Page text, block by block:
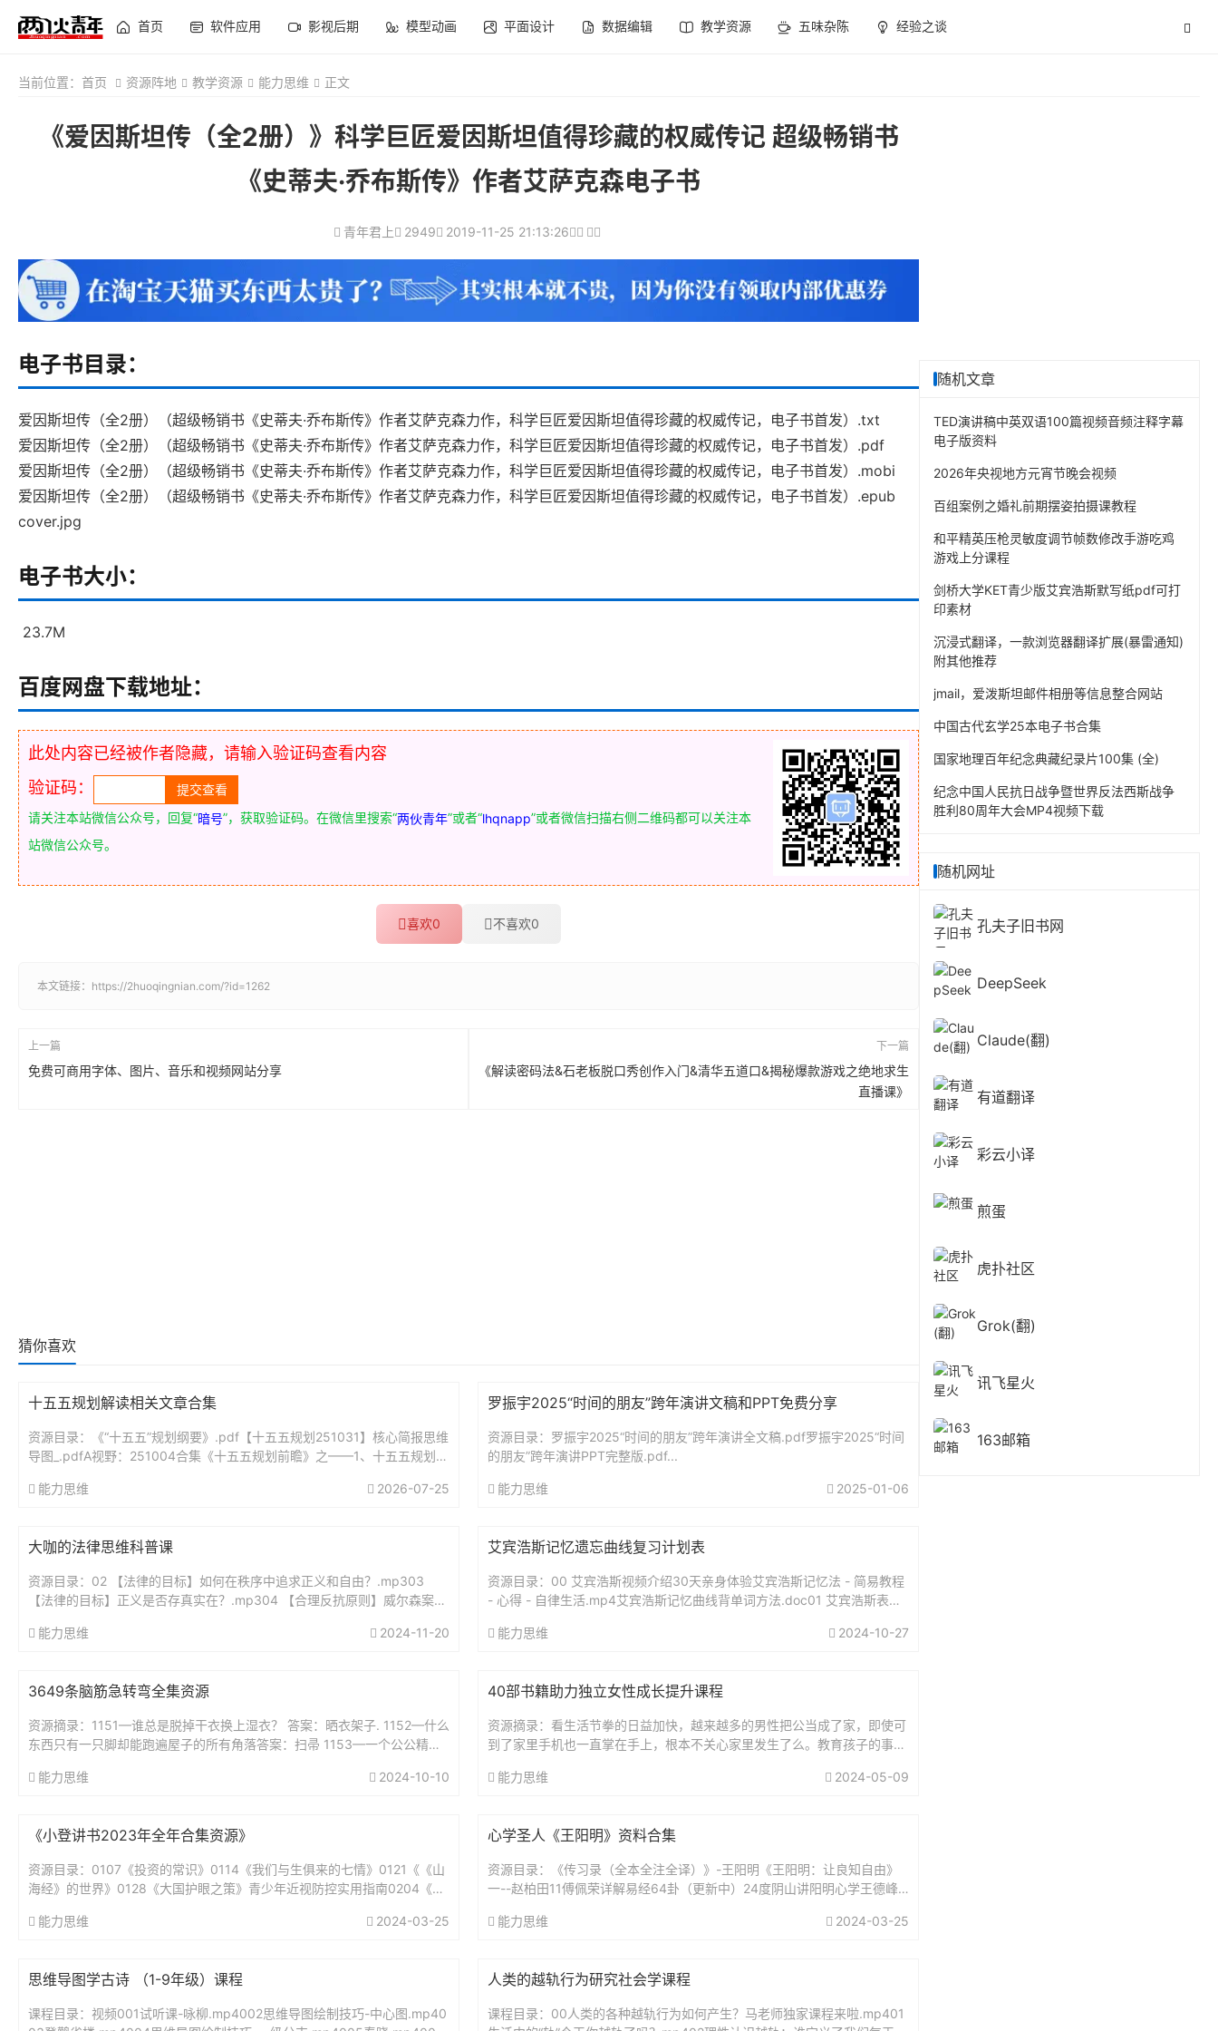
首页 软件应用 影视后期 模型动画 平面设计 数据编辑 教学资源 五味杂陈 经验之谈
当前位置： 首页 资源阵地 教学资源 能力思维 正文
《爱因斯坦传（全2册）》科学巨匠爱因斯坦值得珍藏的权威传记 超级畅销书
《史蒂夫·乔布斯传》作者艾萨克森电子书
青年君上 2949 2019-11-25 21:13:26
电子书目录：
爱因斯坦传（全2册）（超级畅销书《史蒂夫·乔布斯传》作者艾萨克森力作，科学巨匠爱因斯坦值得珍藏的权威传记，电子书首发）.txt
爱因斯坦传（全2册）（超级畅销书《史蒂夫·乔布斯传》作者艾萨克森力作，科学巨匠爱因斯坦值得珍藏的权威传记，电子书首发）.pdf
爱因斯坦传（全2册）（超级畅销书《史蒂夫·乔布斯传》作者艾萨克森力作，科学巨匠爱因斯坦值得珍藏的权威传记，电子书首发）.mobi
爱因斯坦传（全2册）（超级畅销书《史蒂夫·乔布斯传》作者艾萨克森力作，科学巨匠爱因斯坦值得珍藏的权威传记，电子书首发）.epub
cover.jpg
电子书大小：
23.7M
百度网盘下载地址：
此处内容已经被作者隐藏，请输入验证码查看内容
验证码：
请关注本站微信公众号，回复“暗号”，获取验证码。在微信里搜索“两伙青年”或者“lhqnapp”或者微信扫描右侧二维码都可以关注本
站微信公众号。
喜欢0 不喜欢0
本文链接： https://2huoqingnian.com/?id=1262
上一篇
免费可商用字体、图片、音乐和视频网站分享
下一篇
《解读密码法&石老板脱口秀创作入门&清华五道口&揭秘爆款游戏之绝地求生
直播课》
猜你喜欢
十五五规划解读相关文章合集
资源目录：《“十五五”规划纲要》.pdf【十五五规划251031】核心简报思维
导图_.pdfA视野：251004合集《十五五规划前瞻》之——1、十五五规划前
能力思维
2026-07-25
罗振宇2025“时间的朋友”跨年演讲文稿和PPT免费分享
资源目录：罗振宇2025“时间的朋友”跨年演讲全文稿.pdf罗振宇2025“时间
的朋友”跨年演讲PPT完整版.pdf...
能力思维 2025-01-06
大咖的法律思维科普课
资源目录：02 【法律的目标】如何在秩序中追求正义和自由？.mp303
【法律的目标】正义是否存真实在？.mp304 【合理反抗原则】威尔森案：
能力思维
2024-11-20
艾宾浩斯记忆遗忘曲线复习计划表
资源目录：00 艾宾浩斯视频介绍30天亲身体验艾宾浩斯记忆法 - 简易教程
- 心得 - 自律生活.mp4艾宾浩斯记忆曲线背单词方法.doc01 艾宾浩斯表格
能力思维
2024-10-27
3649条脑筋急转弯全集资源
资源摘录：1151—谁总是脱掉干衣换上湿衣？ 答案：晒衣架子. 1152—什么
东西只有一只脚却能跑遍屋子的所有角落答案：扫帚 1153—一个公公精神
能力思维
2024-10-10
40部书籍助力独立女性成长提升课程
资源摘录：看生活节拳的日益加快，越来越多的男性把公当成了家，即使可
到了家里手机也一直掌在手上，根本不关心家里发生了么。教育孩子的事，
严...能力思维 2024-05-09
《小登讲书2023年全年合集资源》
资源目录：0107《投资的常识》0114《我们与生俱来的七情》0121《《山
海经》的世界》0128《大国护眼之策》青少年近视防控实用指南0204《像
能力思维
2024-03-25
心学圣人《王阳明》资料合集
资源目录：《传习录（全本全注全译）》-王阳明《王阳明：让良知自由》
一--赵柏田11傅佩荣详解易经64卦（更新中）24度阴山讲阳明心学王德峰
能力思维
2024-03-25
思维导图学古诗 （1-9年级）课程
课程目录：视频001试听课-咏柳.mp4002思维导图绘制技巧-中心图.mp40
人类的越轨行为研究社会学课程
课程目录：00人类的各种越轨行为如何产生？马老师独家课程来啦.mp401
随机文章
TED演讲稿中英双语100篇视频音频注释字幕
电子版资料
2026年央视地方元宵节晚会视频
百组案例之婚礼前期摆姿拍摄课教程
和平精英压枪灵敏度调节帧数修改手游吃鸡
游戏上分课程
剑桥大学KET青少版艾宾浩斯默写纸pdf可打
印素材
沉浸式翻译，一款浏览器翻译扩展(暴雷通知)
附其他推荐
jmail，爱泼斯坦邮件相册等信息整合网站
中国古代玄学25本电子书合集
国家地理百年纪念典藏纪录片100集 (全)
纪念中国人民抗日战争暨世界反法西斯战争
胜利80周年大会MP4视频下载
随机网址
孔夫子旧书网
DeepSeek
Claude(翻)
有道翻译
彩云小译
煎蛋
虎扑社区
Grok(翻)
讯飞星火
163邮箱